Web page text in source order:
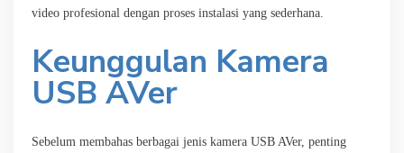
video profesional dengan proses instalasi yang sederhana.
Keunggulan Kamera
USB AVer
Sebelum membahas berbagai jenis kamera USB AVer, penting